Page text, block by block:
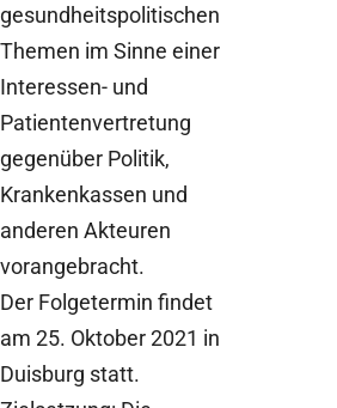
gesundheitspolitischen
Themen im Sinne einer
Interessen- und
Patientenvertretung
gegenüber Politik,
Krankenkassen und
anderen Akteuren
vorangebracht.
Der Folgetermin findet
am 25. Oktober 2021 in
Duisburg statt.